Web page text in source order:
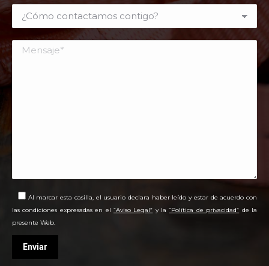
Al marcar esta casilla, el usuario declara haber leído y estar de acuerdo con
las condiciones expresadas en el “Aviso Legal” y la“Política de privacidad” de la
presente Web.